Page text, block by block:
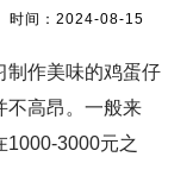
间：2024-08-15
制作美味的鸡蛋仔
不高昂。一般来
1000-3000元之